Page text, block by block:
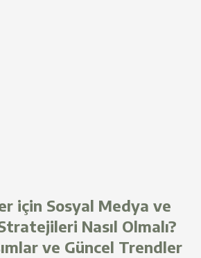
için Sosyal Medya ve
Nasıl Olmalı?
ve Güncel Trendler